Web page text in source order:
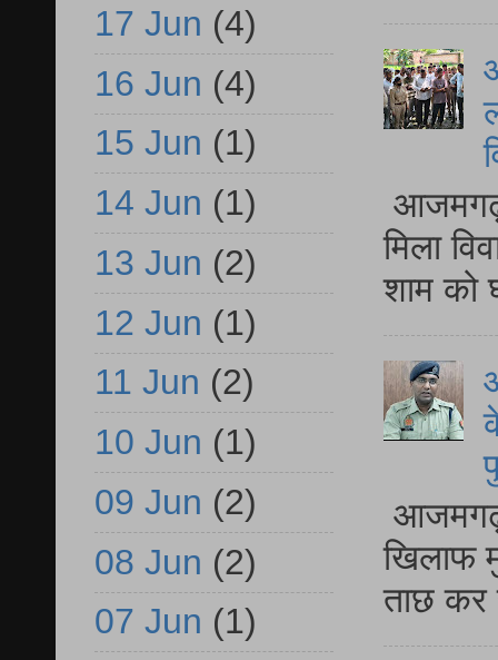
आजमगढ़
मिला
शाम को
आजमगढ़
खिलाफ
ताछ कर
17 Jun (4)
16 Jun (4)
15 Jun (1)
14 Jun (1)
13 Jun (2)
12 Jun (1)
11 Jun (2)
10 Jun (1)
09 Jun (2)
08 Jun (2)
07 Jun (1)